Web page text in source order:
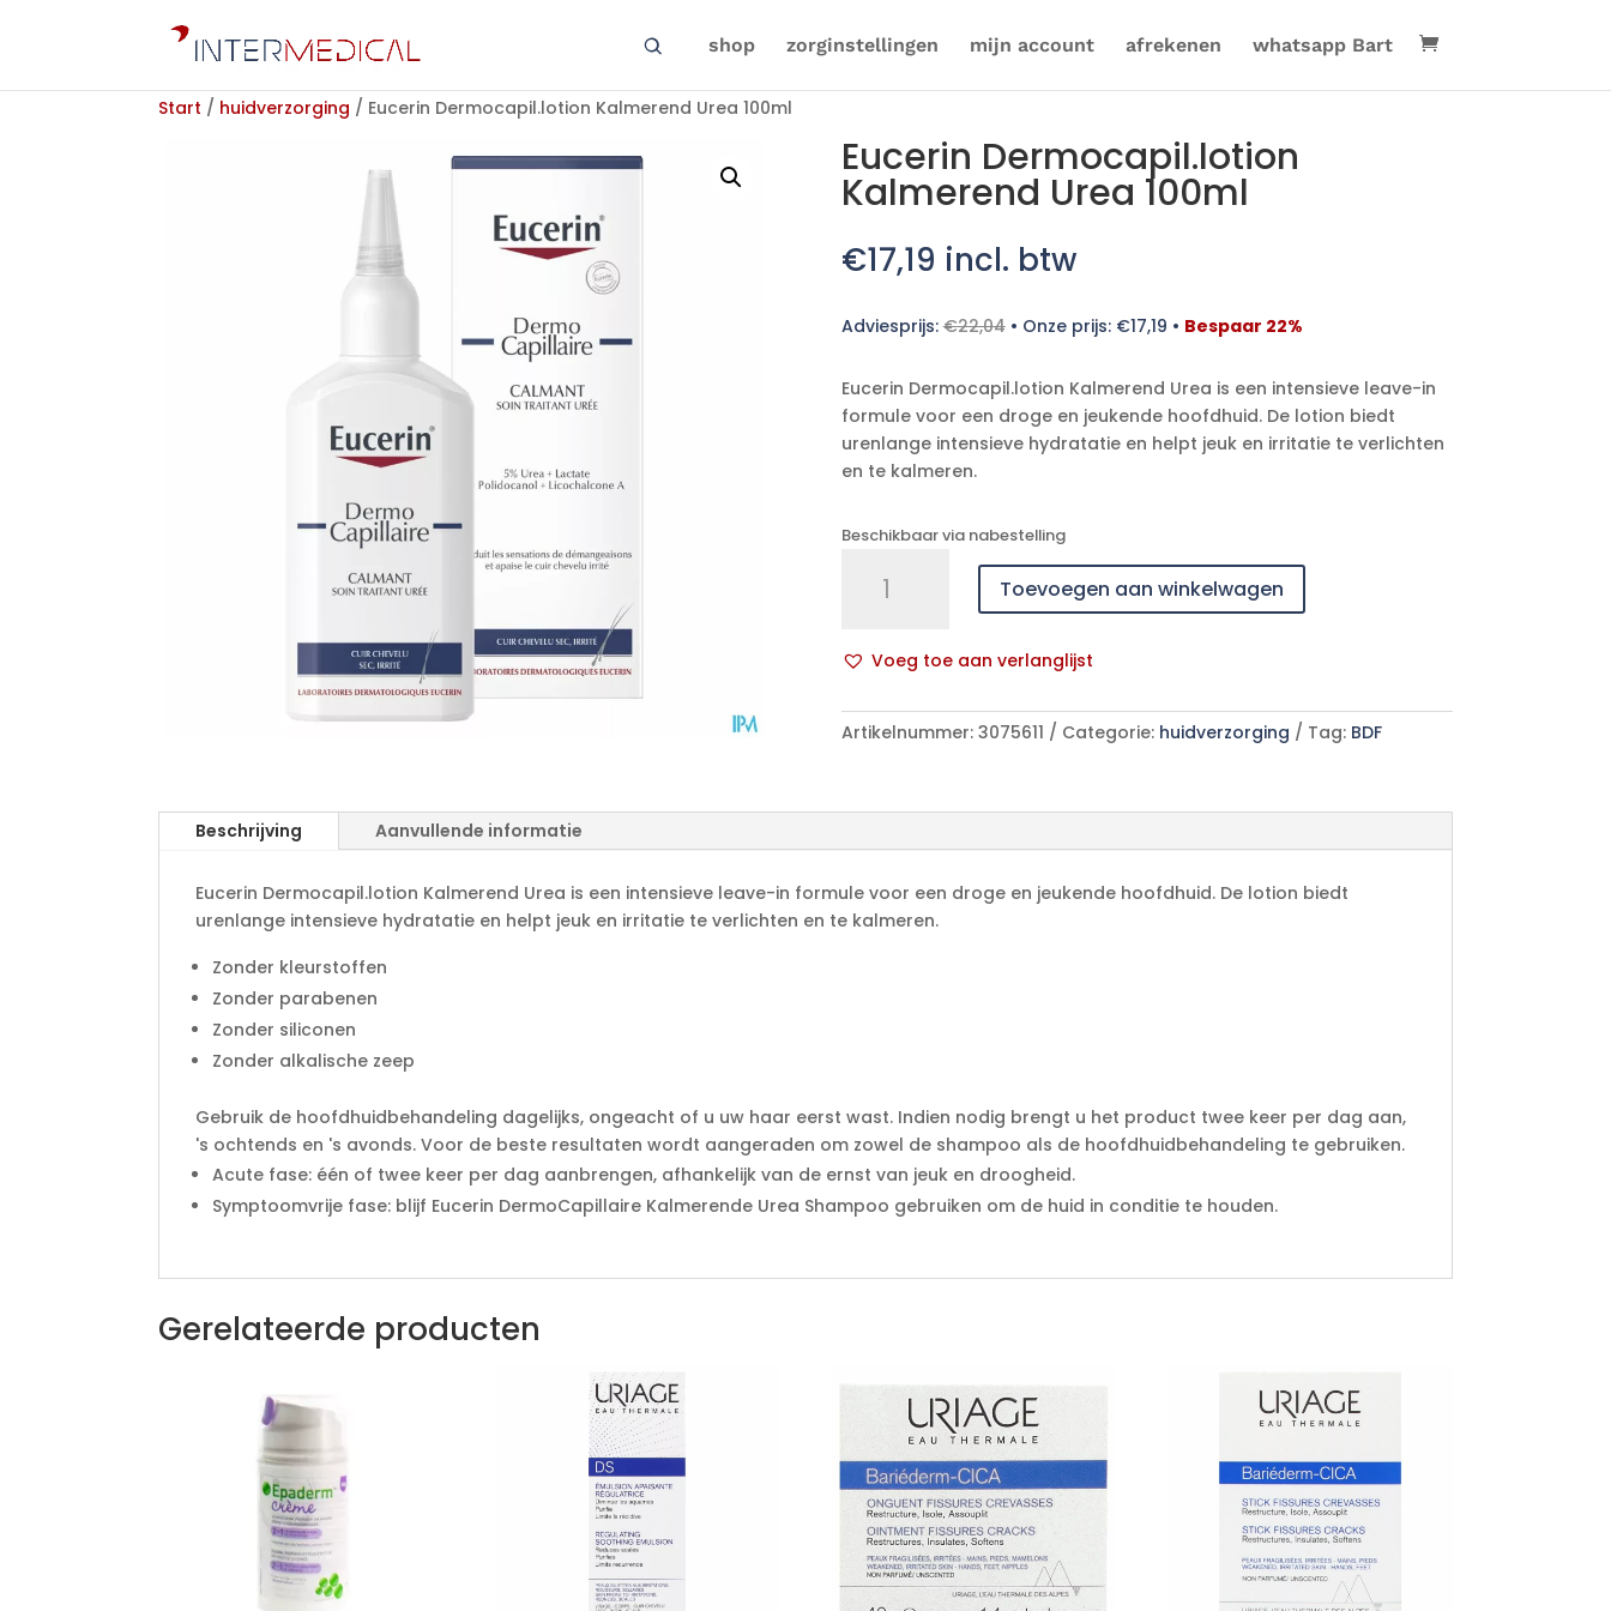
shop zorginstellingen mijn account afrekenen whatsapp Bart
Start / huidverzorging / Eucerin Dermocapil.lotion Kalmerend Urea 100ml
Eucerin Dermocapil.lotion
Kalmerend Urea 100ml
€17,19 incl. btw
Adviesprijs:€22,04• Onze prijs: €17,19 • Bespaar 22%
Eucerin Dermocapil.lotion Kalmerend Urea is een intensieve leave-in
formule voor een droge en jeukende hoofdhuid. De lotion biedt
urenlange intensieve hydratatie en helpt jeuk en irritatie te verlichten
en te kalmeren.
Beschikbaar via nabestelling
Dermocapil.lotion
100ml
Toevoegen aan winkelwagen
Voeg toe aan verlanglijst
l
t
a
Artikelnummer: 3075611 Categorie: huidverzorging Tag: BDF
Beschrijving Aanvullende informatie
Eucerin Dermocapil.lotion Kalmerend Urea is een intensieve leave-in formule voor een droge en jeukende hoofdhuid. De lotion biedt
urenlange intensieve hydratatie en helpt jeuk en irritatie te verlichten en te kalmeren.
Zonder kleurstoffen
Zonder parabenen
Zonder siliconen
Zonder alkalische zeep
Gebruik de hoofdhuidbehandeling dagelijks, ongeacht of u uw haar eerst wast. Indien nodig brengt u het product twee keer per dag aan,
's ochtends en 's avonds. Voor de beste resultaten wordt aangeraden om zowel de shampoo als de hoofdhuidbehandeling te gebruiken.
Acute fase: één of twee keer per dag aanbrengen, afhankelijk van de ernst van jeuk en droogheid.
Symptoomvrije fase: blijf Eucerin DermoCapillaire Kalmerende Urea Shampoo gebruiken om de huid in conditie te houden.
Gerelateerde producten